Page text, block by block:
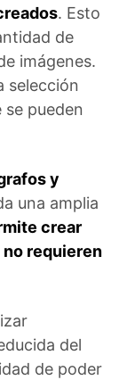
. Esto
de
imágenes.
selección
pueden
y
una amplia
crear
no requieren
del
de poder